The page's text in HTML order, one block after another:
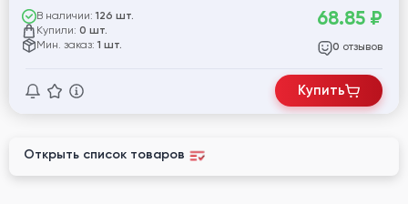
В наличии: 126 шт.
Купили: 0 шт.
Мин. заказ: 1 шт.
68.85 ₽
0 отзывов
Купить
Открыть список товаров